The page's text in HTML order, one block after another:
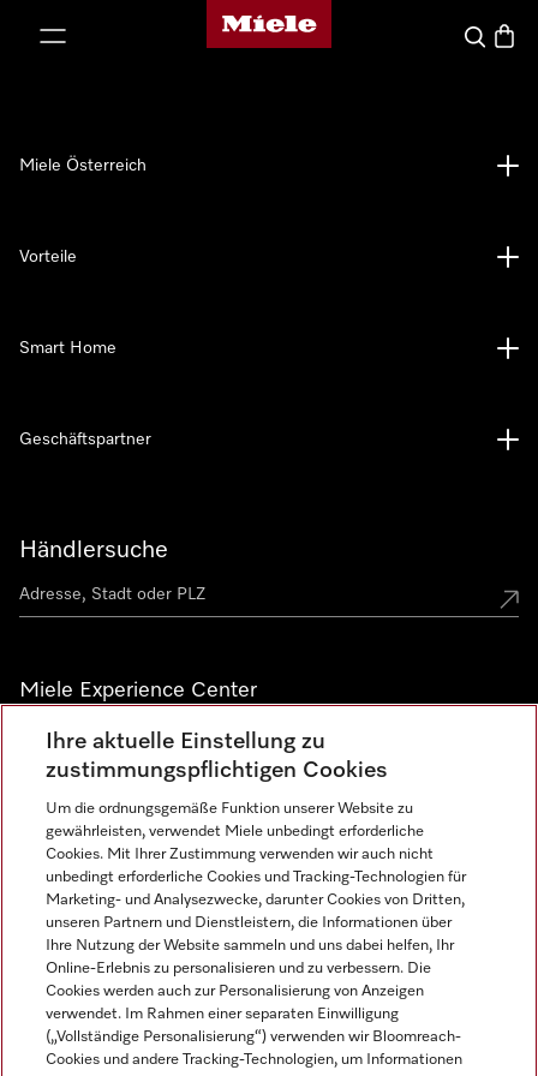
Miele-Homepage
Suche
Händlersuche
Miele Experience Center
Alle Miele Experience Center anzeigen
Newsletter
Miele Österreich
Vorteile
Smart Home
Geschäftspartner
Miele auf Instagram
Miele auf Facebook
Miele auf Youtube
Ihre aktuelle Einstellung zu
zustimmungspflichtigen Cookies
Um die ordnungsgemäße Funktion unserer Website zu
gewährleisten, verwendet Miele unbedingt erforderliche
Cookies. Mit Ihrer Zustimmung verwenden wir auch nicht
unbedingt erforderliche Cookies und Tracking-Technologien für
Marketing- und Analysezwecke, darunter Cookies von Dritten,
unseren Partnern und Dienstleistern, die Informationen über
Ihre Nutzung der Website sammeln und uns dabei helfen, Ihr
Online-Erlebnis zu personalisieren und zu verbessern. Die
Cookies werden auch zur Personalisierung von Anzeigen
verwendet. Im Rahmen einer separaten Einwilligung
(„Vollständige Personalisierung“) verwenden wir Bloomreach-
Cookies und andere Tracking-Technologien, um Informationen